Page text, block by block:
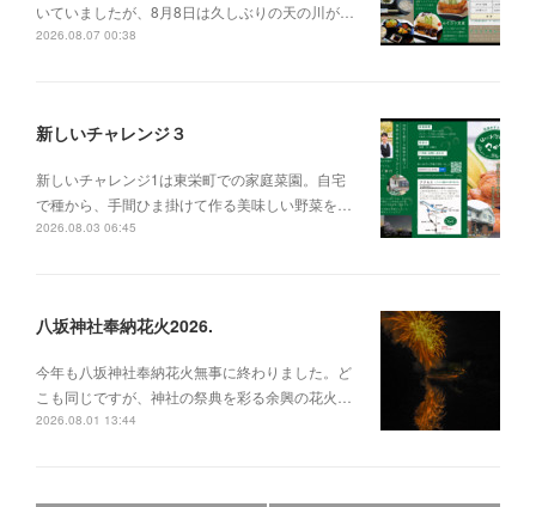
いていましたが、8月8日は久しぶりの天の川が…
2026.08.07 00:38
新しいチャレンジ３
新しいチャレンジ1は東栄町での家庭菜園。自宅
で種から、手間ひま掛けて作る美味しい野菜を…
2026.08.03 06:45
八坂神社奉納花火2026.
今年も八坂神社奉納花火無事に終わりました。ど
こも同じですが、神社の祭典を彩る余興の花火…
2026.08.01 13:44